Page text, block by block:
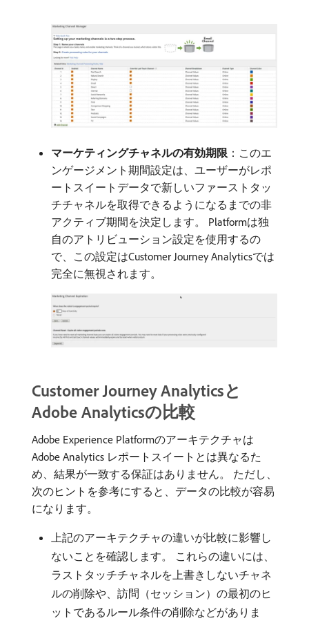
マーケティングチャネルの有効期限 ：このエ
ンゲージメント期間設定は、ユーザーがレポ
ートスイートデータで新しいファーストタッ
チチャネルを取得できるようになるまでの非
アクティブ期間を決定します。 Platformは独
自のアトリビューション設定を使用するの
で、この設定はCustomer Journey Analyticsでは
完全に無視されます。
Customer Journey Analyticsと
Adobe Analyticsの比較
Adobe Experience Platformのアーキテクチャは
Adobe Analytics レポートスイートとは異なるた
め、結果が一致する保証はありません。 ただし、
次のヒントを参考にすると、データの比較が容易
になります。
上記のアーキテクチャの違いが比較に影響し
ないことを確認します。 これらの違いには、
ラストタッチチャネルを上書きしないチャネ
ルの削除や、訪問（セッション）の最初のヒ
ットであるルール条件の削除などがありま